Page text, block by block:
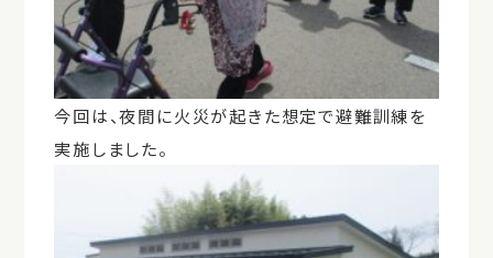
今回は、夜間に火災が起きた想定で避難訓練を
実施しました。